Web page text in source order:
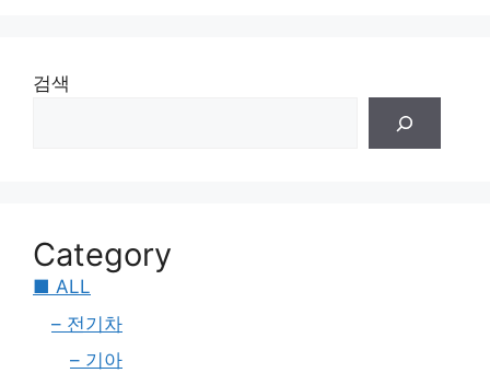
검색
Category
■ ALL
– 전기차
– 기아